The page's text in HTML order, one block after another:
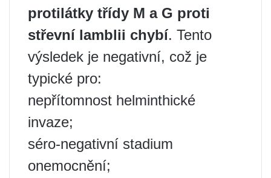
protilátky třídy M a G proti
střevní lamblii chybí. Tento
výsledek je negativní, což je
typické pro:
nepřítomnost helminthické
invaze;
séro-negativní stadium
onemocnění;